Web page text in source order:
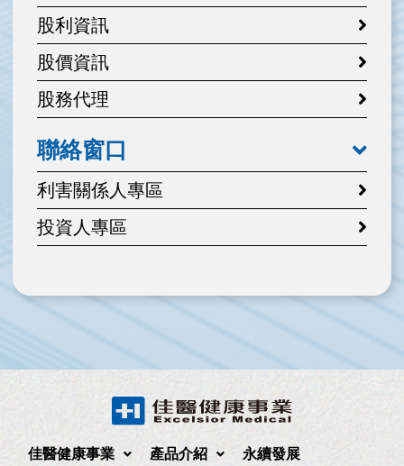
股利資訊
股價資訊
股務代理
聯絡窗口
利害關係人專區
投資人專區
佳醫健康事業 產品介紹 永續發展